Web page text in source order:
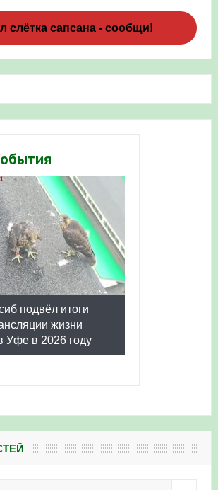
слётка сапсана - сообщи!
подвёл итоги
жизни
Уфе в 2026 году